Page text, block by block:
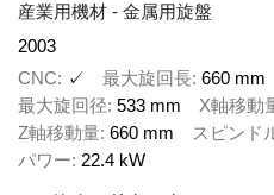
産業用機材 - 金属用旋盤
2003
CNC
✓ 最大旋回長 660 mm
最大旋回径 533 mm X軸移動
Z軸移動量 660 mm スピンド
パワー 22.4 kW